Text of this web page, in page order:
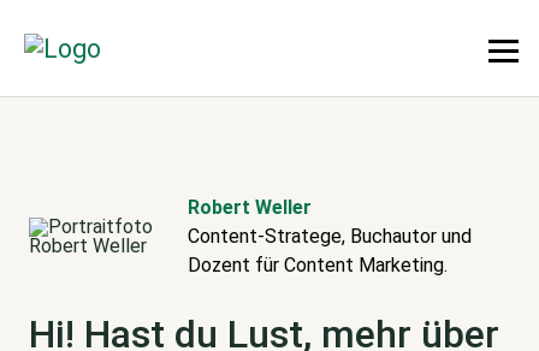
Robert Weller
Content-Stratege, Buchautor und
Dozent für Content Marketing.
Hi! Hast du Lust, mehr über